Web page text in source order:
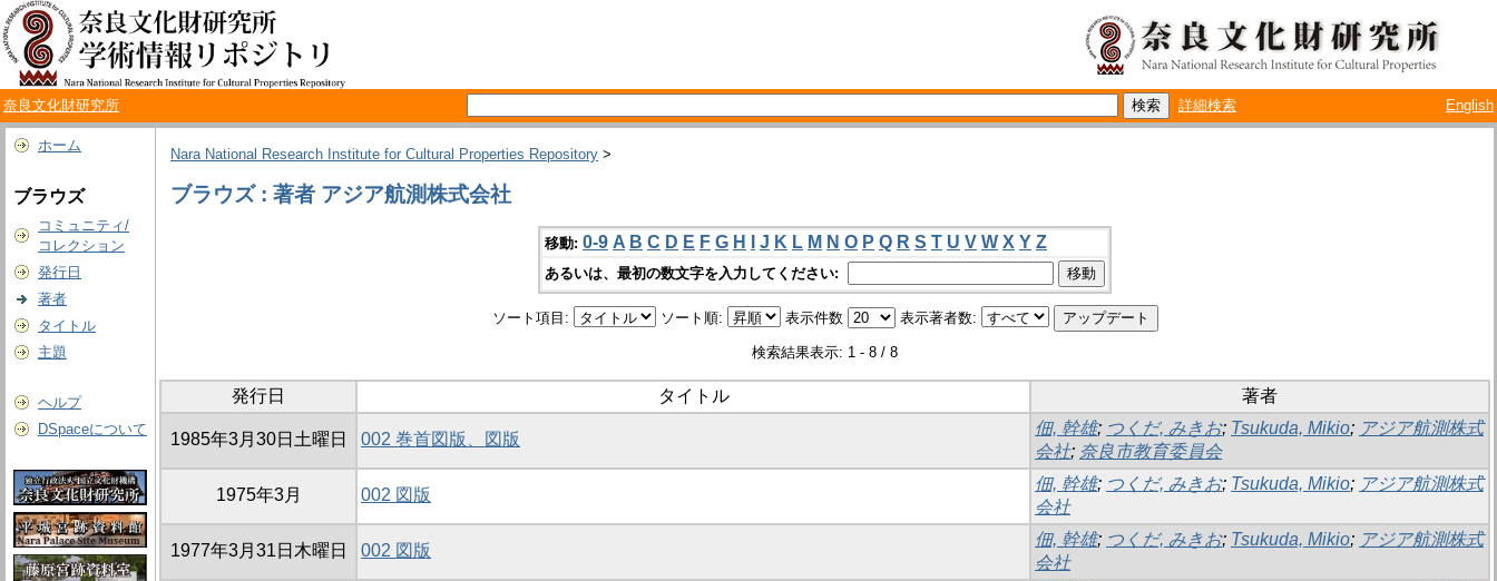
奈良文化財研究所 詳細検索 English
ホーム
ブラウズ
コミュニティ/
コレクション
発行日
著者
タイトル
主題
ヘルプ
DSpaceについて
Nara National Research Institute for Cultural Properties Repository >
ブラウズ : 著者 アジア航測株式会社
移動: 0-9 A B C D E F G H J K L M N O P Q R S T U V W X Y Z
あるいは、最初の数文字を入力してください:
ソート項目: ソート順: 表示件数 表示著者数:
検索結果表示: 1 - 8 / 8
発行日 タイトル 著者
1985年3月30日土曜日 002 巻首図版、図版
佃, 幹雄; つくだ, みきお; Tsukuda, Mikio; アジア航測株式
会社; 奈良市教育委員会
1975年3月 002 図版
佃, 幹雄; つくだ, みきお; Tsukuda, Mikio; アジア航測株式
会社
1977年3月31日木曜日 002 図版
佃, 幹雄; つくだ, みきお; Tsukuda, Mikio; アジア航測株式
会社